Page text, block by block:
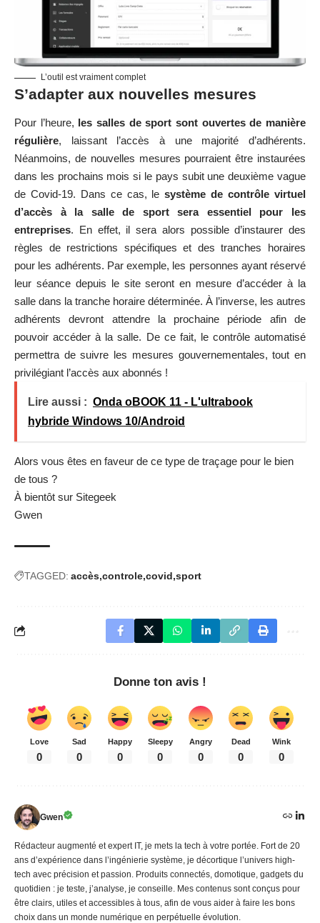
L’outil est vraiment complet
S’adapter aux nouvelles mesures
Pour l’heure, les salles de sport sont ouvertes de manière
régulière, laissant l’accès à une majorité d’adhérents.
Néanmoins, de nouvelles mesures pourraient être instaurées
dans les prochains mois si le pays subit une deuxième vague
de Covid-19. Dans ce cas, lesystème de contrôle virtuel
d’accès à la salle de sport sera essentiel pour les
entreprises. En effet, il sera alors possible d’instaurer des
règles de restrictions spécifiques et des tranches horaires
pour les adhérents. Par exemple, les personnes ayant réservé
leur séance depuis le site seront en mesure d’accéder à la
salle dans la tranche horaire déterminée. À l’inverse, les autres
adhérents devront attendre la prochaine période afin de
pouvoir accéder à la salle. De ce fait, le contrôle automatisé
permettra de suivre les mesures gouvernementales, tout en
privilégiant l’accès aux abonnés !
Lire aussi : Onda oBOOK 11 - L'ultrabook
hybride Windows 10/Android
Alors vous êtes en faveur de ce type de traçage pour le bien
de tous ?
À bientôt sur Sitegeek
Gwen
TAGGED: accès controle covid sport
Donne ton avis !
Love
0
Sad
0
Happy
0
Sleepy
0
Angry
0
Dead
0
Wink
0
Gwen
Rédacteur augmenté et expert IT, je mets la tech à votre portée. Fort de 20
ans d’expérience dans l’ingénierie système, je décortique l’univers high-
tech avec précision et passion. Produits connectés, domotique, gadgets du
quotidien : je teste, j’analyse, je conseille. Mes contenus sont conçus pour
être clairs, utiles et accessibles à tous, afin de vous aider à faire les bons
choix dans un monde numérique en perpétuelle évolution.